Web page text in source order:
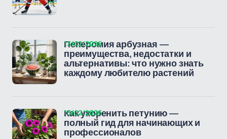
Пеперомия арбузная —
преимущества, недостатки и
альтернативы: что нужно знать
каждому любителю растений
13/02/2026
Как укоренить петунию —
полный гид для начинающих и
профессионалов
13/02/2026